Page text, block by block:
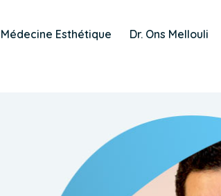
Médecine Esthétique Dr. Ons Mellouli